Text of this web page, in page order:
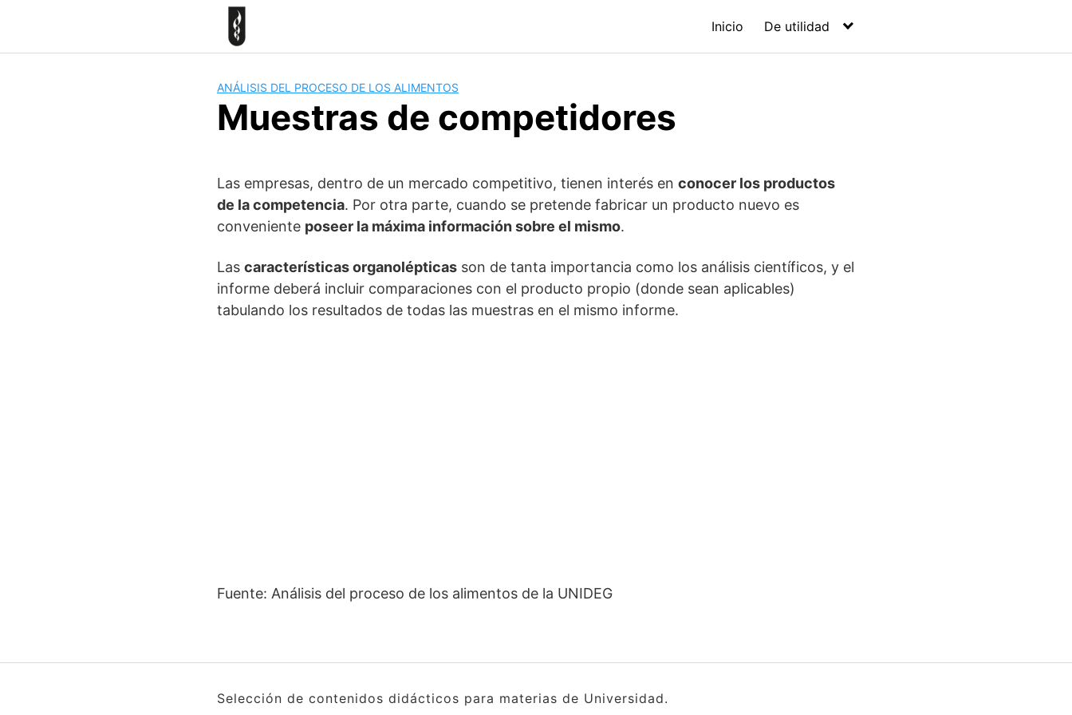
Inicio De utilidad
ANÁLISIS DEL PROCESO DE LOS ALIMENTOS
Muestras de competidores
Las empresas, dentro de un mercado competitivo, tienen interés en conocer los productos
de la competencia. Por otra parte, cuando se pretende fabricar un producto nuevo es
conveniente poseer la máxima información sobre el mismo.
Las características organolépticas son de tanta importancia como los análisis científicos, y el
informe deberá incluir comparaciones con el producto propio (donde sean aplicables)
tabulando los resultados de todas las muestras en el mismo informe.
Fuente: Análisis del proceso de los alimentos de la UNIDEG
Selección de contenidos didácticos para materias de Universidad.